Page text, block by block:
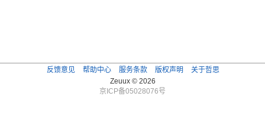
反馈意见 帮助中心 服务条款 版权声明
关于哲思
Zeuux © 2026
京ICP备05028076号